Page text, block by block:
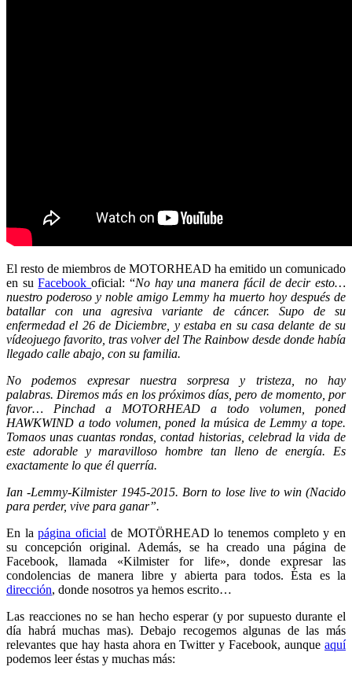
El resto de miembros de MOTORHEAD ha emitido un comunicado
en suFacebookoficial: “No hay una manera fácil de decir esto…
nuestro poderoso y noble amigo Lemmy ha muerto hoy después de
batallar con una agresiva variante de cáncer. Supo de su
enfermedad el 26 de Diciembre, y estaba en su casa delante de su
vídeojuego favorito, tras volver del The Rainbow desde donde había
llegado calle abajo, con su familia.
No podemos expresar nuestra sorpresa y tristeza, no hay
palabras. Diremos más en los próximos días, pero de momento, por
favor… Pinchad a MOTORHEAD a todo volumen, poned
HAWKWIND a todo volumen, poned la música de Lemmy a tope.
Tomaos unas cuantas rondas, contad historias, celebrad la vida de
este adorable y maravilloso hombre tan lleno de energía. Es
exactamente lo que él querría.
Ian -Lemmy-Kilmister 1945-2015. Born to lose live to win (Nacido
para perder, vive para ganar”.
En lapágina oficial de MOTÖRHEAD lo tenemos completo y en
su concepción original. Además, se ha creado una página de
Facebook, llamada «Kilmister for life», donde expresar las
condolencias de manera libre y abierta para todos. Ésta es la
dirección, donde nosotros ya hemos escrito…
Las reacciones no se han hecho esperar (y por supuesto durante el
día habrá muchas mas). Debajo recogemos algunas de las más
relevantes que hay hasta ahora en Twitter y Facebook, aunque aquí
podemos leer éstas y muchas más: